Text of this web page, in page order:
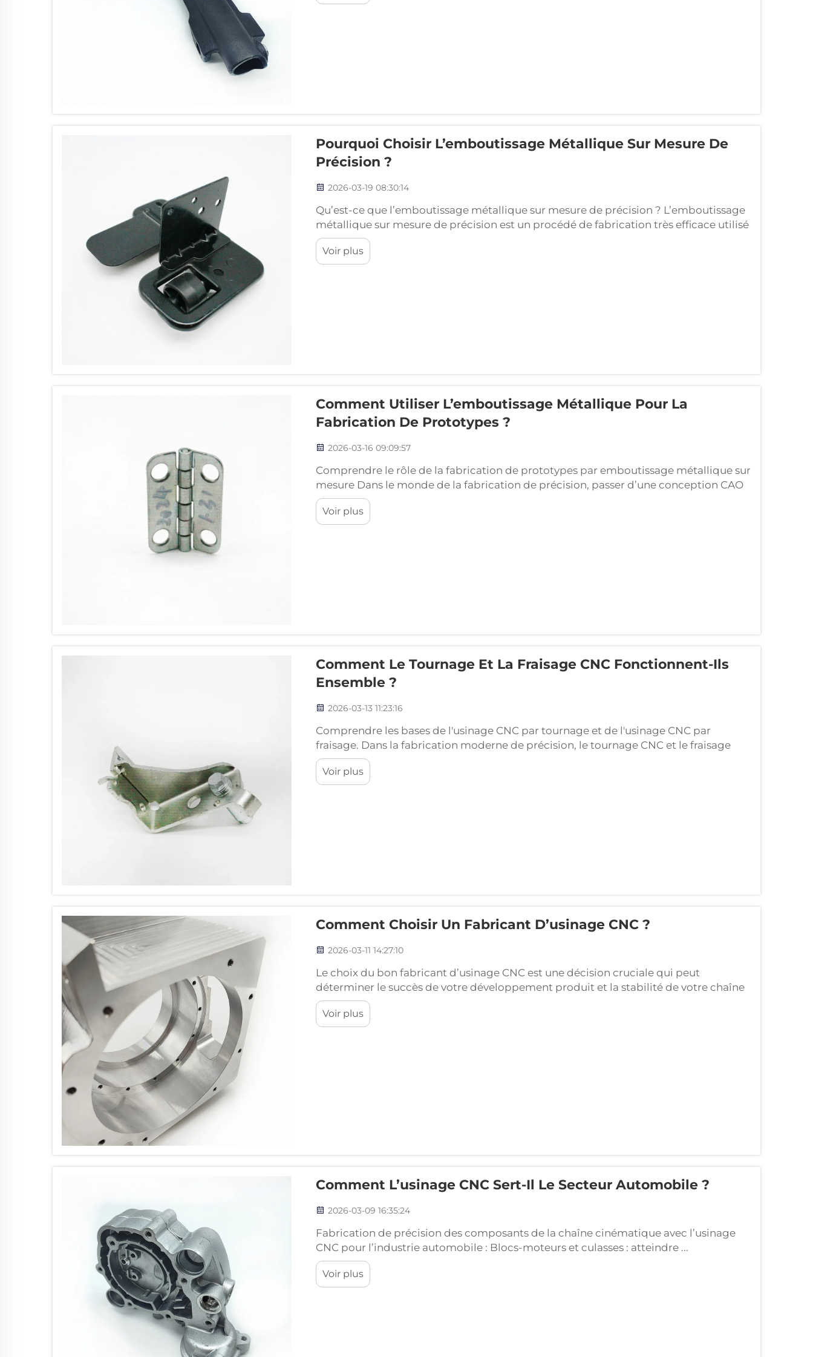
Pourquoi Choisir L’emboutissage Métallique Sur Mesure De
Précision ?
2026-03-19 08:30:14
Qu’est-ce que l’emboutissage métallique sur mesure de précision ? L’emboutissage
métallique sur mesure de précision est un procédé de fabrication très efficace utilisé
pour produire des composants métalliques complexes, avec des tolérances serrées
et une qualité constante. Il consiste à façonner des tôles métalliques planes — telles
que…
Voir plus
Comment Utiliser L’emboutissage Métallique Pour La
Fabrication De Prototypes ?
2026-03-16 09:09:57
Comprendre le rôle de la fabrication de prototypes par emboutissage métallique sur
mesure Dans le monde de la fabrication de précision, passer d’une conception CAO
à une pièce physique constitue un obstacle critique. La fabrication de prototypes par
emboutissage métallique sur mesure joue le rôle de pont entre l’ingénierie
conceptuelle…
Voir plus
Comment Le Tournage Et La Fraisage CNC Fonctionnent-Ils
Ensemble ?
2026-03-13 11:23:16
Comprendre les bases de l'usinage CNC par tournage et de l'usinage CNC par
fraisage. Dans la fabrication moderne de précision, le tournage CNC et le fraisage
CNC sont deux des technologies d’usinage les plus couramment utilisées. Bien que
chaque procédé présente ses propres avantages, leur combinaison permet la
fabrication...
Voir plus
Comment Choisir Un Fabricant D’usinage CNC ?
2026-03-11 14:27:10
Le choix du bon fabricant d’usinage CNC est une décision cruciale qui peut
déterminer le succès de votre développement produit et la stabilité de votre chaîne
d’approvisionnement. Dans le secteur de la fabrication industrielle, la différence
entre un prototype fonctionnel et un prototype qui ne l’est pas…
Voir plus
Comment L’usinage CNC Sert-Il Le Secteur Automobile ?
2026-03-09 16:35:24
Fabrication de précision des composants de la chaîne cinématique avec l’usinage
CNC pour l’industrie automobile : Blocs-moteurs et culasses : atteindre ...
Voir plus